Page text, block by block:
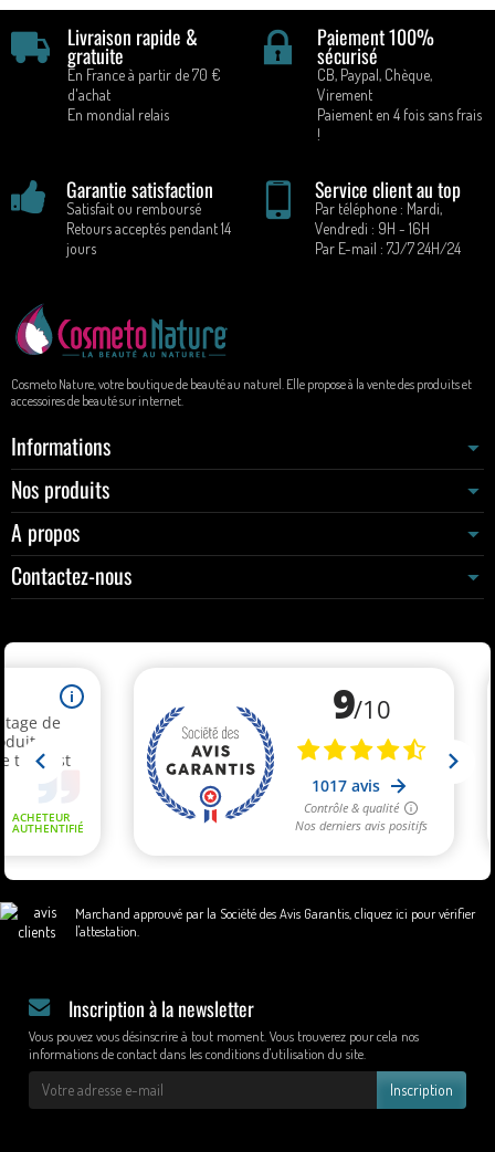
Livraison rapide &
gratuite
En France à partir de 70 €
d'achat
En mondial relais
Paiement 100%
sécurisé
CB, Paypal, Chèque,
Virement
Paiement en 4 fois sans frais
!
Garantie satisfaction
Satisfait ou remboursé
Retours acceptés pendant 14
jours
Service client au top
Par téléphone : Mardi,
Vendredi : 9H - 16H
Par E-mail : 7J/7 24H/24
Cosmeto Nature, votre boutique de beauté au naturel. Elle propose à la vente des produits et
accessoires de beauté sur internet.
Informations
Nos produits
A propos
Contactez-nous
Marchand approuvé par la Société des Avis Garantis, cliquez ici pour vérifier
l'attestation
Inscription à la newsletter
Vous pouvez vous désinscrire à tout moment. Vous trouverez pour cela nos
informations de contact dans les conditions d'utilisation du site.
Inscription